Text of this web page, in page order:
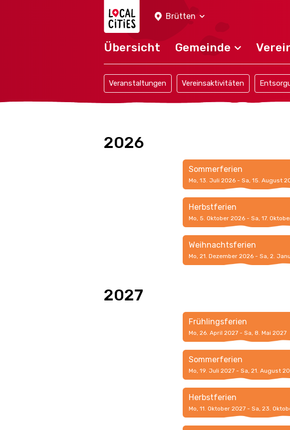
Brütten
Übersicht Gemeinde
Veranstaltungen Vereinsaktivitäten
2026
Sommerferien
Mo, 13. Juli 2026 - Sa, 15. August
Herbstferien
Mo, 5. Oktober 2026 - Sa, 17.
Weihnachtsferien
Mo, 21. Dezember 2026 - Sa, 2.
2027
Frühlingsferien
Mo, 26. April 2027 - Sa, 8. Mai 2027
Sommerferien
Mo, 19. Juli 2027 - Sa, 21. August
Herbstferien
Mo, 11. Oktober 2027 - Sa, 23.